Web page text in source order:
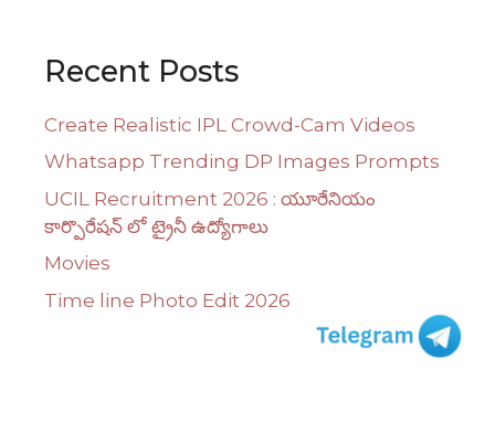
Recent Posts
Create Realistic IPL Crowd-Cam Videos
Whatsapp Trending DP Images Prompts
UCIL Recruitment 2026 : యూరేనియం
కార్పొరేషన్ లో ట్రైనీ ఉద్యోగాలు
Movies
Time line Photo Edit 2026